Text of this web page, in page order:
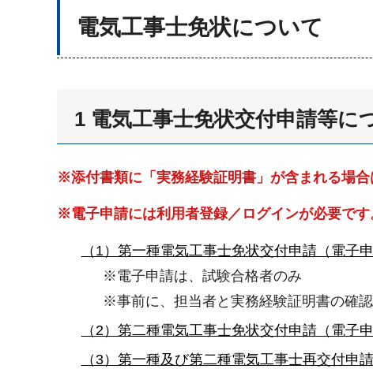
電気工事士免状について
1 電気工事士免状交付申請等に
※添付書類に「実務経験証明書」が含まれる場合
※電子申請には利用者登録／ログインが必要です
（1）第一種電気工事士免状交付申請（電子申
※電子申請は、試験合格者のみ
※事前に、担当者と実務経験証明書の確
（2）第二種電気工事士免状交付申請（電子申
（3）第一種及び第二種電気工事士再交付申